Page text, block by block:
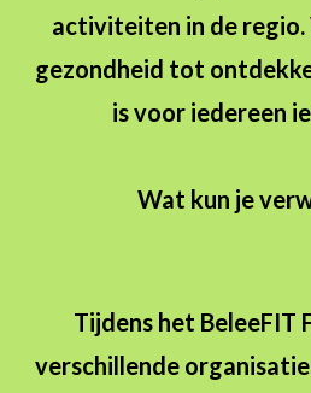
activiteiten in de regio.
gezondheid tot
is voor iedereen
Wat kun je
Tijdens het BeleeFIT
verschillende